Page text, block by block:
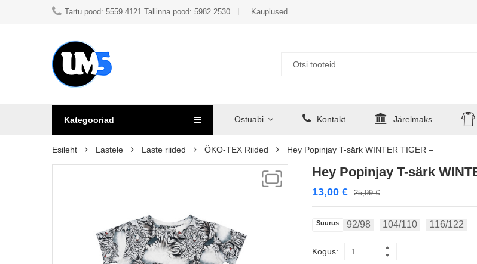
Tartu pood: 5559 4121 Tallinna pood: 5982 2530 Kauplused
Kategooriad Ostuabi Kontakt Järelmaks
Esileht Lastele Laste riided ÖKO-TEX Riided Hey Popinjay T-särk WINTER TIGER –
Hey Popinjay T-särk
25,99€
13,00 €
Suurus 92/98 104/110 116/122
Kogus: